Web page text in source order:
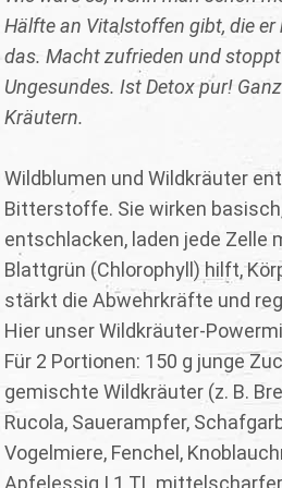
Hälfte an Vitalstoffen gibt, die
das. Macht zufrieden und
Ungesundes. Ist Detox pur!
Kräutern.
Wildblumen und Wildkräuter
Bitterstoffe. Sie wirken
entschlacken, laden jede Zelle
Blattgrün (Chlorophyll) hilft,
stärkt die Abwehrkräfte und
Hier unser Wildkräuter-
Für 2 Portionen: 150 g junge
gemischte Wildkräuter (z. B.
Rucola, Sauerampfer,
Vogelmiere, Fenchel,